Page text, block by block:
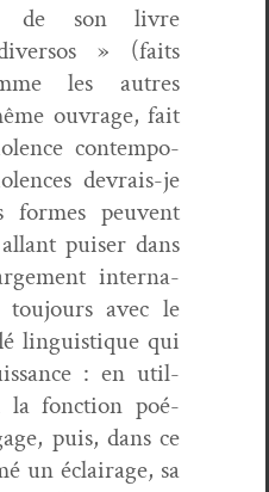
de son livre
» (faits
les autres
ouvrage, fait
con­tem­po­
devrais-je
peu­vent
puis­er dans
inter­na­
avec le
lin­guis­tique qui
: en util­
la fonc­tion poé­
puis, dans ce
un éclairage, sa